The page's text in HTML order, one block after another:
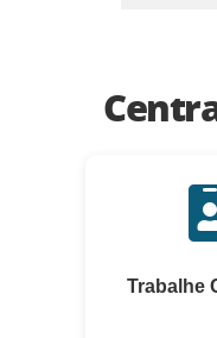
Trabalhe